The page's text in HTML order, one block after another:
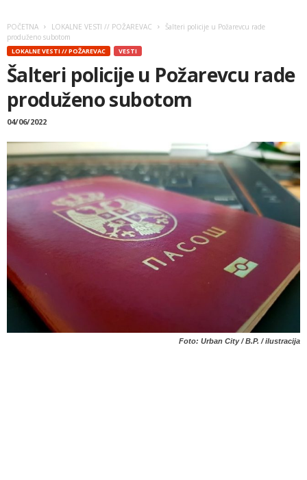
POČETNA LOKALNE VESTI // POŽAREVAC
Šalteri policije u Požarevcu rade
produženo subotom
LOKALNE VESTI // POŽAREVAC VESTI
Šalteri policije u Požarevcu rade
produženo subotom
04/06/2022
Foto: Urban City / B.P. / ilustracija